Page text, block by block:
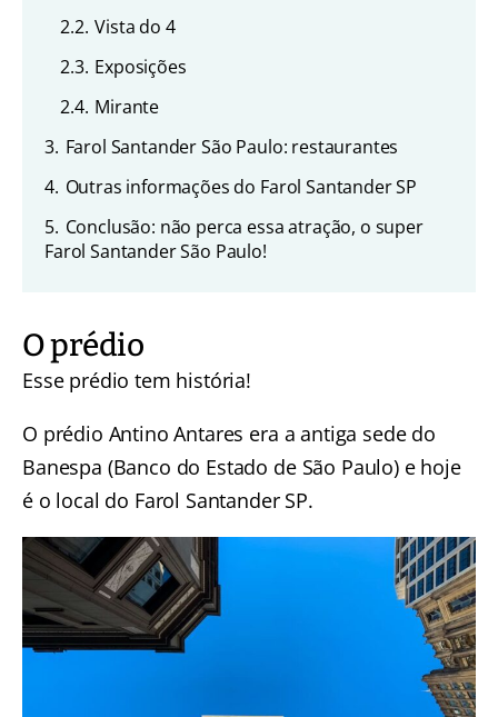
2.2. Vista do 4
2.3. Exposições
2.4. Mirante
3. Farol Santander São Paulo: restaurantes
4. Outras informações do Farol Santander SP
5. Conclusão: não perca essa atração, o super
Farol Santander São Paulo!
O prédio
Esse prédio tem história!
O prédio Antino Antares era a antiga sede do
Banespa (Banco do Estado de São Paulo) e hoje
é o local do Farol Santander SP.